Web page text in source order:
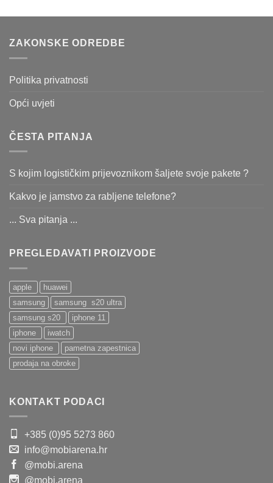
ZAKONSKE ODREDBE
Politika privatnosti
Opći uvjeti
ČESTA PITANJA
S kojim logističkim prijevoznikom šaljete svoje pakete ?
Kakvo je jamstvo za rabljene telefone?
... Sva pitanja ...
PREGLEDAVATI PROIZVODE
apple
huawei
samsung
samsung s20 ultra
samsung s20
iphone 11
iphone
iwatch
novi iphone
pametna zapestnica
prodaja na obroke
KONTAKT PODACI
+385 (0)95 5273 860
info@mobiarena.hr
@mobi.arena
@mobi.arena